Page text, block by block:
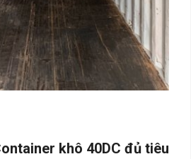
khô 40DC đủ tiêu